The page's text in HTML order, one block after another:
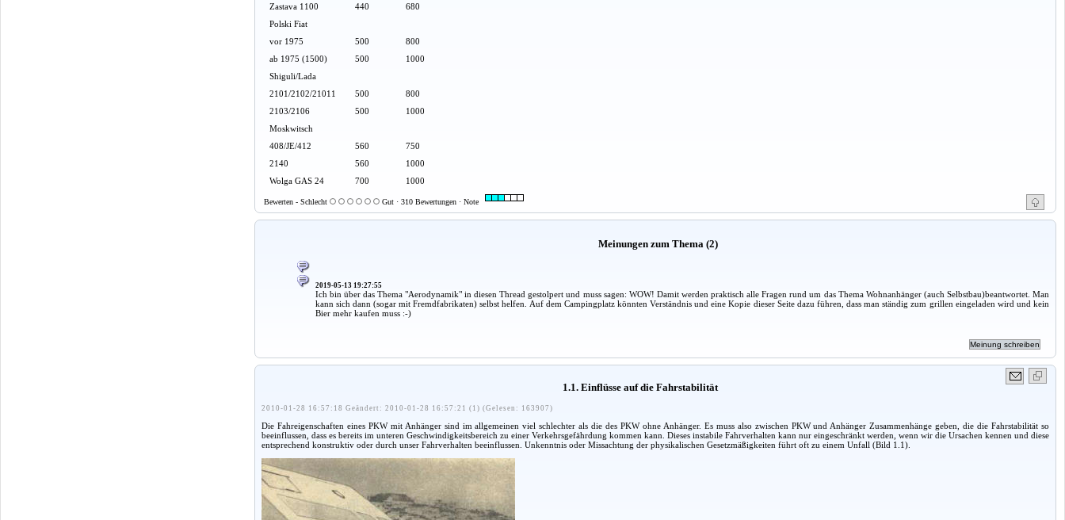
Zastava 1100
440
680
Polski Fiat
vor 1975
500
800
ab 1975 (1500)
500
1000
Shiguli/Lada
2101/2102/21011
500
800
2103/2106
500
1000
Moskwitsch
408/JE/412
560
750
2140
560
1000
Wolga GAS 24
700 1000
Bewerten - Schlecht Gut · 310 Bewertungen · Note
Meinungen zum Thema (2)
2019-05-13 19:27:55
Ich bin über das Thema "Aerodynamik" in diesen Thread gestolpert und muss sagen: WOW! Damit werden praktisch alle Fragen rund um das Thema Wohnanhänger (auch Selbstbau)beantwortet. Man
kann sich dann (sogar mit Fremdfabrikaten) selbst helfen. Auf dem Campingplatz könnten Verständnis und eine Kopie dieser Seite dazu führen, dass man ständig zum grillen eingeladen wird und kein
Bier mehr kaufen muss :-)
1.1. Einflüsse auf die Fahrstabilität
2010-01-28 16:57:18 Geändert: 2010-01-28 16:57:21 (1) (Gelesen: 163907)
Die Fahreigenschaften eines PKW mit Anhänger sind im allgemeinen viel schlechter als die des PKW ohne Anhänger. Es muss also zwischen PKW und Anhänger Zusammenhänge geben, die die Fahrstabilität so
beeinflussen, dass es bereits im unteren Geschwindigkeitsbereich zu einer Verkehrsgefährdung kommen kann. Dieses instabile Fahrverhalten kann nur eingeschränkt werden, wenn wir die Ursachen kennen und diese
entsprechend konstruktiv oder durch unser Fahrverhalten beeinflussen. Unkenntnis oder Missachtung der physikalischen Gesetzmäßigkeiten führt oft zu einem Unfall (Bild 1.1).